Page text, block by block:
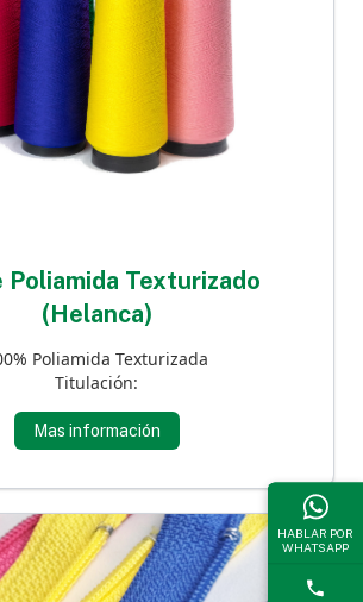
Poliamida Texturizado
(Helanca)
Poliamida Texturizada
Titulación:
Mas información
HABLAR POR
WHATSAPP